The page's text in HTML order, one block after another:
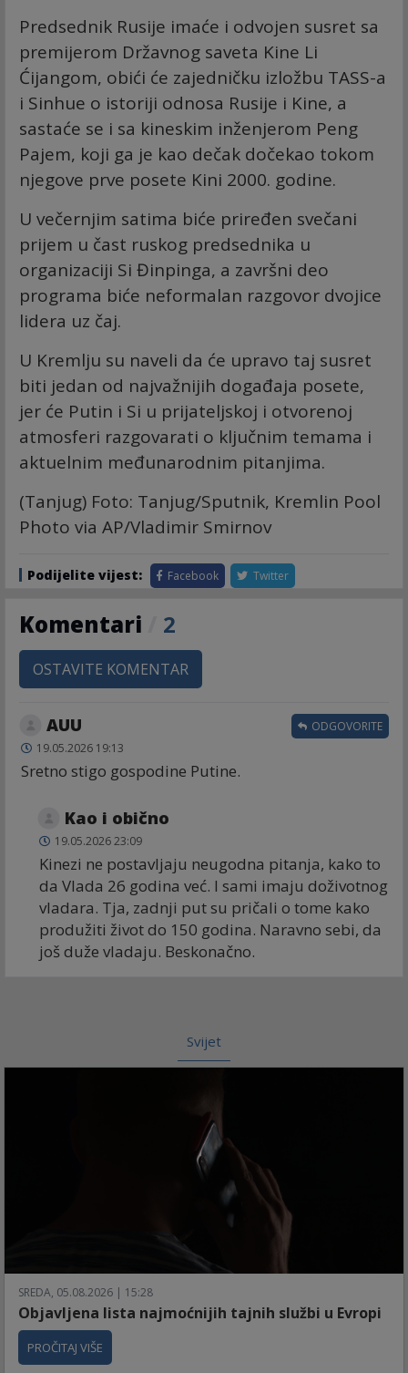
Predsednik Rusije imaće i odvojen susret sa
premijerom Državnog saveta Kine Li
Ćijangom, obići će zajedničku izložbu TASS-a
i Sinhue o istoriji odnosa Rusije i Kine, a
sastaće se i sa kineskim inženjerom Peng
Pajem, koji ga je kao dečak dočekao tokom
njegove prve posete Kini 2000. godine.
U večernjim satima biće priređen svečani
prijem u čast ruskog predsednika u
organizaciji Si Đinpinga, a završni deo
programa biće neformalan razgovor dvojice
lidera uz čaj.
U Kremlju su naveli da će upravo taj susret
biti jedan od najvažnijih događaja posete,
jer će Putin i Si u prijateljskoj i otvorenoj
atmosferi razgovarati o ključnim temama i
aktuelnim međunarodnim pitanjima.
(Tanjug) Foto: Tanjug/Sputnik, Kremlin Pool
Photo via AP/Vladimir Smirnov
Podijelite vijest: Facebook Twitter
Komentari 2
OSTAVITE KOMENTAR
AUU
19.05.2026 19:13
Sretno stigo gospodine Putine.
ODGOVORITE
Kao i obično
19.05.2026 23:09
Kinezi ne postavljaju neugodna pitanja, kako to
da Vlada 26 godina već. I sami imaju doživotnog
vladara. Tja, zadnji put su pričali o tome kako
produžiti život do 150 godina. Naravno sebi, da
još duže vladaju. Beskonačno.
Svijet
SREDA, 05.08.2026 | 15:28
Objavljena lista najmoćnijih tajnih službi u Evropi
PROČITAJ VIŠE